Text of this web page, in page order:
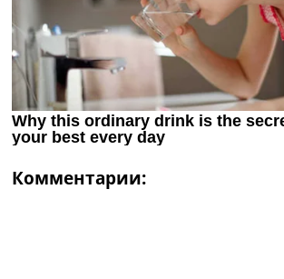
Комментарии: